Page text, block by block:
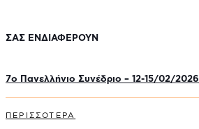
ΣΑΣ ΕΝΔΙΑΦΕΡΟΥΝ
7o Πανελλήνιο Συνέδριο – 12-15/02/2026
ΠΕΡΙΣΣΟΤΕΡΑ